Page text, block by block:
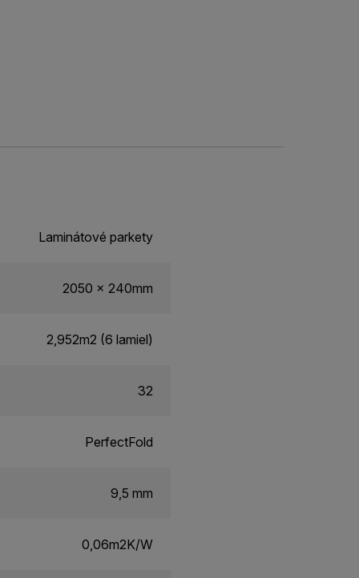
Laminátové parkety
2050 x 240mm
2,952m2 (6 lamiel)
32
PerfectFold
9,5 mm
0,06m2K/W